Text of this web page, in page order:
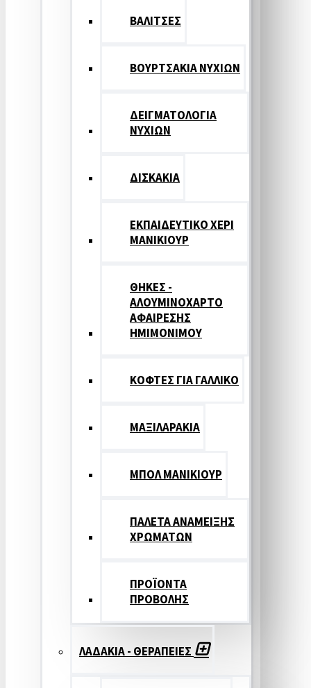
ΒΑΛΙΤΣΕΣ
ΒΟΥΡΤΣΑΚΙΑ ΝΥΧΙΩΝ
ΔΕΙΓΜΑΤΟΛΟΓΙΑ
ΝΥΧΙΩΝ
ΔΙΣΚΑΚΙΑ
ΕΚΠΑΙΔΕΥΤΙΚΟ ΧΕΡΙ
ΜΑΝΙΚΙΟΥΡ
ΘΗΚΕΣ -
ΑΛΟΥΜΙΝΟΧΑΡΤΟ
ΑΦΑΙΡΕΣΗΣ
ΗΜΙΜΟΝΙΜΟΥ
ΚΟΦΤΕΣ ΓΙΑ ΓΑΛΛΙΚΟ
ΜΑΞΙΛΑΡΑΚΙΑ
ΜΠΟΛ ΜΑΝΙΚΙΟΥΡ
ΠΑΛΕΤΑ ΑΝΑΜΕΙΞΗΣ
ΧΡΩΜΑΤΩΝ
ΠΡΟΪΟΝΤΑ
ΠΡΟΒΟΛΗΣ
ΛΑΔΑΚΙΑ - ΘΕΡΑΠΕΙΕΣ